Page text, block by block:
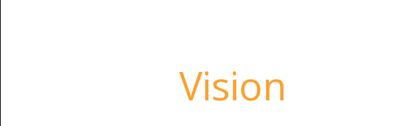
Vision